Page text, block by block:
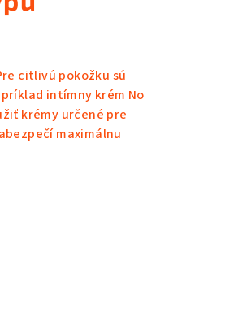
citlivú pokožku sú
intímny krém No
krémy určené pre
maximálnu